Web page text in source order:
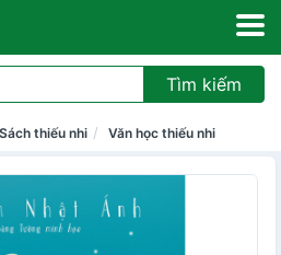
Tìm kiếm
Sách thiếu nhi Văn học thiếu nhi